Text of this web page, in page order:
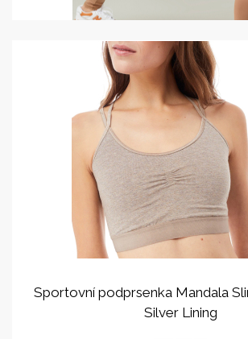
Sportovní podprsenka Mandala
Silver Lining